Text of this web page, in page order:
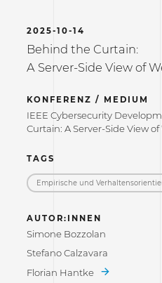
2025-10-14
Behind the Curtain:
A Server-Side View of
KONFERENZ / MEDIUM
IEEE Cybersecurity
Curtain: A Server-Side View
TAGS
Empirische und
AUTOR:INNEN
Simone Bozzolan
Stefano Calzavara
Florian Hantke